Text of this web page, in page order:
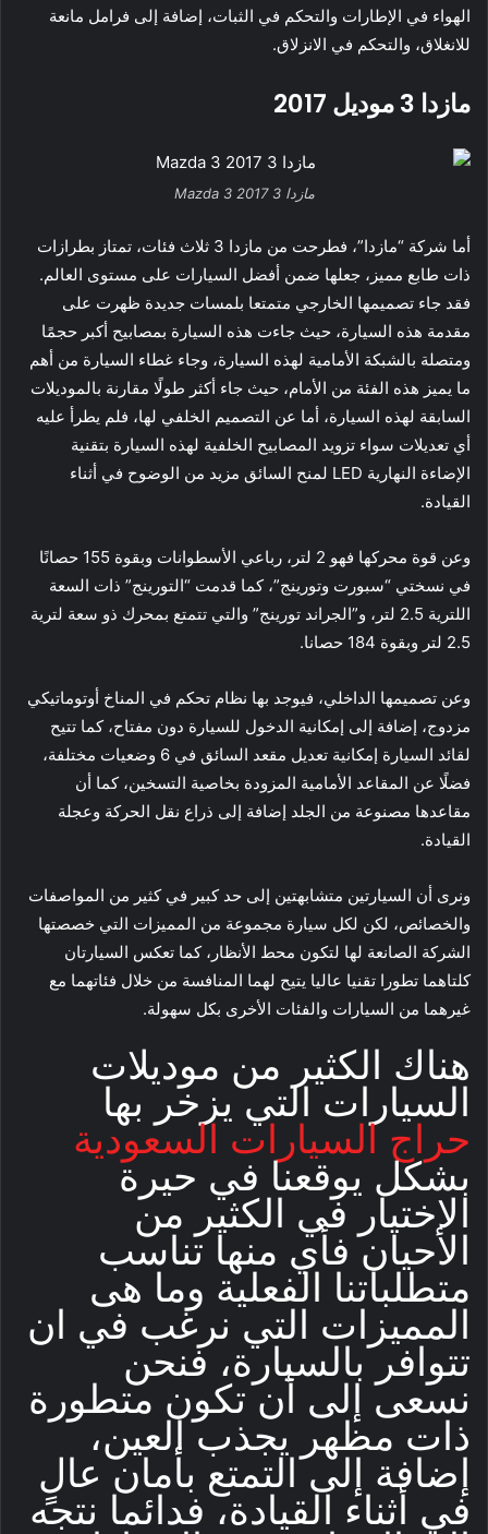
الهواء في الإطارات والتحكم في الثبات، إضافة إلى فرامل مانعة
للانغلاق، والتحكم في الانزلاق.
مازدا 3 موديل 2017
مازدا 3 Mazda 3 2017
أما شركة “مازدا”، فطرحت من مازدا 3 ثلاث فئات، تمتاز بطرازات
ذات طابع مميز، جعلها ضمن أفضل السيارات على مستوى العالم.
فقد جاء تصميمها الخارجي متمتعا بلمسات جديدة ظهرت على
مقدمة هذه السيارة، حيث جاءت هذه السيارة بمصابيح أكبر حجمًا
ومتصلة بالشبكة الأمامية لهذه السيارة، وجاء غطاء السيارة من أهم
ما يميز هذه الفئة من الأمام، حيث جاء أكثر طولًا مقارنة بالموديلات
السابقة لهذه السيارة، أما عن التصميم الخلفي لها، فلم يطرأ عليه
أي تعديلات سواء تزويد المصابيح الخلفية لهذه السيارة بتقنية
الإضاءة النهارية LED لمنح السائق مزيد من الوضوح في أثناء
القيادة.
وعن قوة محركها فهو 2 لتر، رباعي الأسطوانات وبقوة 155 حصانًا
في نسختي “سبورت وتورينج”، كما قدمت “التورينج” ذات السعة
اللترية 2.5 لتر، و”الجراند تورينج” والتي تتمتع بمحرك ذو سعة لترية
2.5 لتر وبقوة 184 حصانا.
وعن تصميمها الداخلي، فيوجد بها نظام تحكم في المناخ أوتوماتيكي
مزدوج، إضافة إلى إمكانية الدخول للسيارة دون مفتاح، كما تتيح
لقائد السيارة إمكانية تعديل مقعد السائق في 6 وضعيات مختلفة،
فضلًا عن المقاعد الأمامية المزودة بخاصية التسخين، كما أن
مقاعدها مصنوعة من الجلد إضافة إلى ذراع نقل الحركة وعجلة
القيادة.
ونرى أن السيارتين متشابهتين إلى حد كبير في كثير من المواصفات
والخصائص، لكن لكل سيارة مجموعة من المميزات التي خصصتها
الشركة الصانعة لها لتكون محط الأنظار، كما تعكس السيارتان
كلتاهما تطورا تقنيا عاليا يتيح لهما المنافسة من خلال فئاتهما مع
غيرهما من السيارات والفئات الأخرى بكل سهولة.
هناك الكثير من موديلات
السيارات التي يزخر بها
حراج السيارات السعودية
بشكل يوقعنا في حيرة
الاختيار في الكثير من
الأحيان فأي منها تناسب
متطلباتنا الفعلية وما هى
المميزات التي نرغب في ان
تتوافر بالسيارة، فنحن
نسعى إلى أن تكون متطورة
ذات مظهر يجذب العين،
إضافة إلى التمتع بأمان عالٍ
في أثناء القيادة، فدائما نتجه